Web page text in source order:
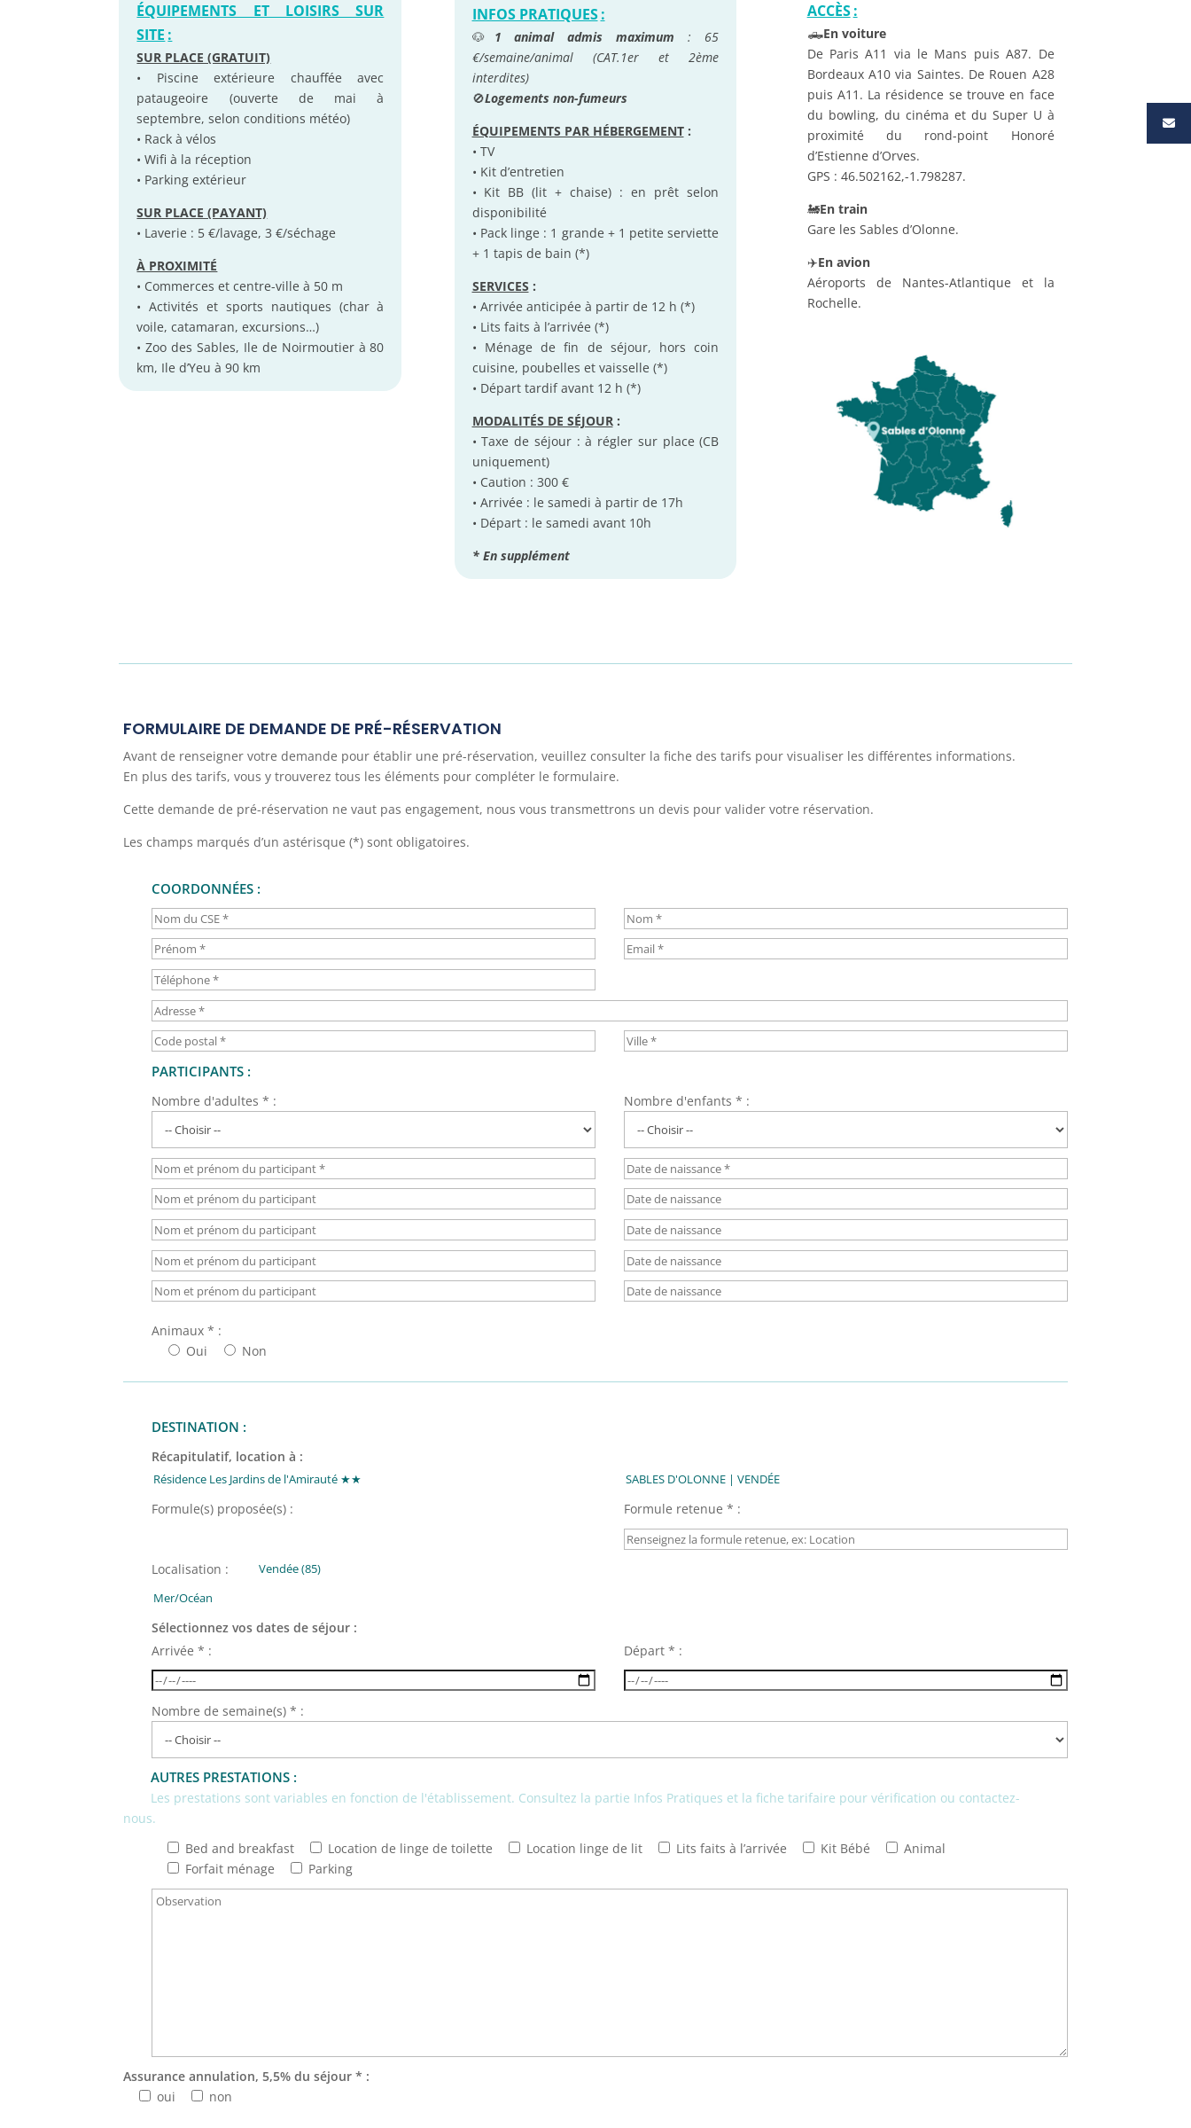
ÉQUIPEMENTS ET LOISIRS SUR
SITE :
SUR PLACE (GRATUIT)
• Piscine extérieure chauffée avec
pataugeoire (ouverte de mai à
septembre, selon conditions météo)
• Rack à vélos
• Wifi à la réception
• Parking extérieur
SUR PLACE (PAYANT)
• Laverie : 5 €/lavage, 3 €/séchage
À PROXIMITÉ
• Commerces et centre-ville à 50 m
• Activités et sports nautiques (char à
voile, catamaran, excursions…)
• Zoo des Sables, Ile de Noirmoutier à 80
km, Ile d’Yeu à 90 km
INFOS PRATIQUES :
🐶 1 animal admis maximum : 65
€/semaine/animal (CAT.1er et 2ème
interdites)
🚫Logements non-fumeurs
ÉQUIPEMENTS PAR HÉBERGEMENT:
• TV
• Kit d’entretien
• Kit BB (lit + chaise) : en prêt selon
disponibilité
• Pack linge : 1 grande + 1 petite serviette
+ 1 tapis de bain (*)
SERVICES :
• Arrivée anticipée à partir de 12 h (*)
• Lits faits à l’arrivée (*)
• Ménage de fin de séjour, hors coin
cuisine, poubelles et vaisselle (*)
• Départ tardif avant 12 h (*)
MODALITÉS DE SÉJOUR:
• Taxe de séjour : à régler sur place (CB
uniquement)
• Caution : 300 €
• Arrivée : le samedi à partir de 17h
• Départ : le samedi avant 10h
* En supplément
ACCÈS :
🛻En voiture
De Paris A11 via le Mans puis A87. De
Bordeaux A10 via Saintes. De Rouen A28
puis A11. La résidence se trouve en face
du bowling, du cinéma et du Super U à
proximité du rond-point Honoré
d’Estienne d’Orves.
GPS : 46.502162,-1.798287.
🚂En train
Gare les Sables d’Olonne.
✈️En avion
Aéroports de Nantes-Atlantique et la
Rochelle.
FORMULAIRE DE DEMANDE DE PRÉ-RÉSERVATION
Avant de renseigner votre demande pour établir une pré-réservation, veuillez consulter la fiche des tarifs pour visualiser les différentes informations.
En plus des tarifs, vous y trouverez tous les éléments pour compléter le formulaire.
Cette demande de pré-réservation ne vaut pas engagement, nous vous transmettrons un devis pour valider votre réservation.
Les champs marqués d’un astérisque (*) sont obligatoires.
COORDONNÉES :
PARTICIPANTS :
Nombre d'adultes * : Nombre d'enfants * :
Animaux * :
Oui
Non
DESTINATION :
Récapitulatif, location à :
Formule(s) proposée(s) : Formule retenue * :
Localisation :
Sélectionnez vos dates de séjour :
Arrivée * :
Départ * :
Nombre de semaine(s) * :
AUTRES PRESTATIONS :
Les prestations sont variables en fonction de l'établissement. Consultez la partie Infos Pratiques et la fiche tarifaire pour vérification ou contactez-
nous.
Bed and breakfast
Location de linge de toilette Location linge de lit Lits faits à l’arrivée Kit Bébé
Animal
Forfait ménage
Parking
Assurance annulation, 5,5% du séjour * :
oui
non